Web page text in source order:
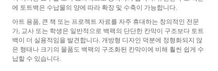
에 토트백은 수납물의 양에 따라 확장 및 수축이 가능합니다.
아트 용품, 큰 책 또는 프로젝트 자료를 자주 휴대하는 창의적인 전문
가, 교사 또는 학생은 일반적으로 백팩의 단단한 칸막이 구조보다 토트
백이 더 실용적임을 발견합니다. 개방형 디자인 덕분에 정형화되지 않
은 형태나 크기의 물품도 백팩의 구조화된 칸막이에 비해 훨씬 쉽게 수
납할 수 있습니다.